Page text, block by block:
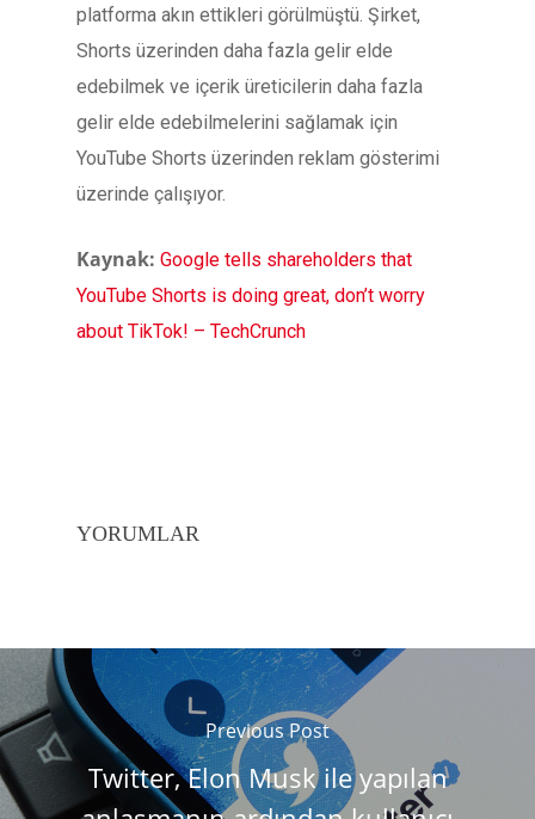
platforma akın ettikleri görülmüştü. Şirket,
Shorts üzerinden daha fazla gelir elde
edebilmek ve içerik üreticilerin daha fazla
gelir elde edebilmelerini sağlamak için
YouTube Shorts üzerinden reklam gösterimi
üzerinde çalışıyor.
Kaynak: Google tells shareholders that
YouTube Shorts is doing great, don’t worry
about TikTok! – TechCrunch
YORUMLAR
Previous Post
Twitter, Elon Musk ile yapılan